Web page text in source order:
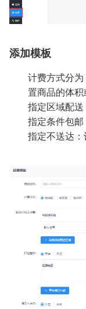
添加模板
计费方式分
置商品的体积
指定区域配
指定条件包邮
指定不送达